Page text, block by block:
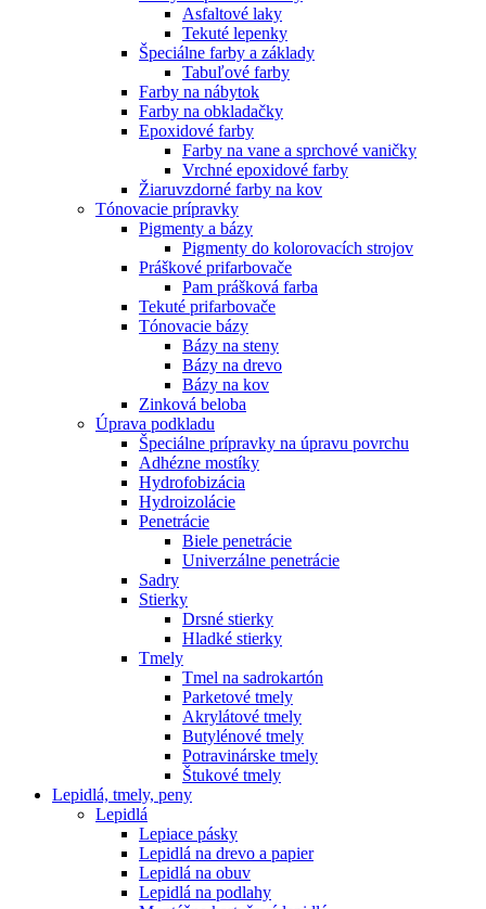
Asfaltové laky
Tekuté lepenky
Špeciálne farby a základy
Tabuľové farby
Farby na nábytok
Farby na obkladačky
Epoxidové farby
Farby na vane a sprchové vaničky
Vrchné epoxidové farby
Žiaruvzdorné farby na kov
Tónovacie prípravky
Pigmenty a bázy
Pigmenty do kolorovacích strojov
Práškové prifarbovače
Pam prášková farba
Tekuté prifarbovače
Tónovacie bázy
Bázy na steny
Bázy na drevo
Bázy na kov
Zinková beloba
Úprava podkladu
Špeciálne prípravky na úpravu povrchu
Adhézne mostíky
Hydrofobizácia
Hydroizolácie
Penetrácie
Biele penetrácie
Univerzálne penetrácie
Sadry
Stierky
Drsné stierky
Hladké stierky
Tmely
Tmel na sadrokartón
Parketové tmely
Akrylátové tmely
Butylénové tmely
Potravinárske tmely
Štukové tmely
Lepidlá, tmely, peny
Lepidlá
Lepiace pásky
Lepidlá na drevo a papier
Lepidlá na obuv
Lepidlá na podlahy